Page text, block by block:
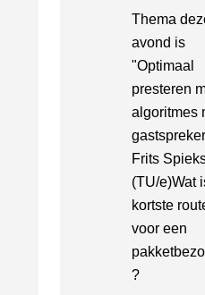
Thema
avond is
"Optimaal
presteren
algoritmes
gastspreker
Frits
(TU/e)Wat
kortste
voor een
?